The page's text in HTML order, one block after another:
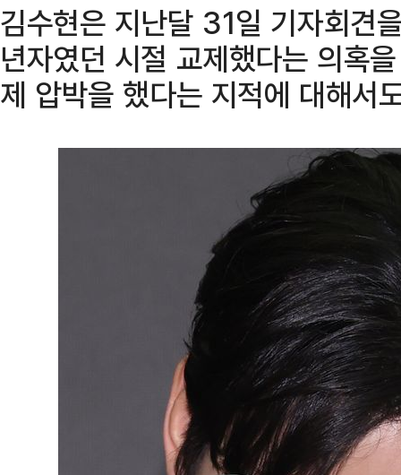
김수현은 지난달 31일 기자회견
년자였던 시절 교제했다는 의혹
제 압박을 했다는 지적에 대해서